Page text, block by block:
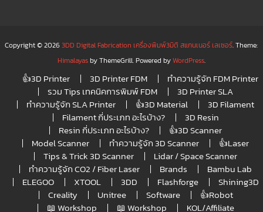
Copyright © 20263DD Digital Fabrication เครื่องพิมพ์3มิติ สแกนเนอร์ เลเซอร์. Theme:
Himalayasby ThemeGrill. Powered byWordPress.
👍3D Printer 3D Printer FDM
ทำความรู้จัก FDM Printer
รวม Tips เทคนิคการพิมพ์ FDM
3D Printer SLA
ทำความรู้จัก SLA Printer
👍3D Material
3D Filament
Filament กี่ประเภท อะไรบ้าง?
3D Resin
Resin กี่ประเภท อะไรบ้าง?
👍3D Scanner
Model Scanner
ทำความรู้จัก 3D Scanner
👍Laser
Tips & Trick 3D Scanner
Lidar / Space Scanner
ทำความรู้จัก CO2 / Fiber Laser
Brands
Bambu Lab
ELEGOO
XTOOL 3DD Flashforge
Shining3D
Creality
Unitree Software
👍Robot
📖 Workshop
📖 Workshop KOL/Affiliate